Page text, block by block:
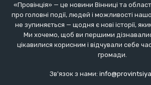
«Провінція» — це новини Вінниці та
про головні події, людей і можливості
не зупиняється — щодня є нові історії,
Ми хочемо, щоб ви першими
цікавилися корисним і відчували себе
громади.
Зв'язок з нами: